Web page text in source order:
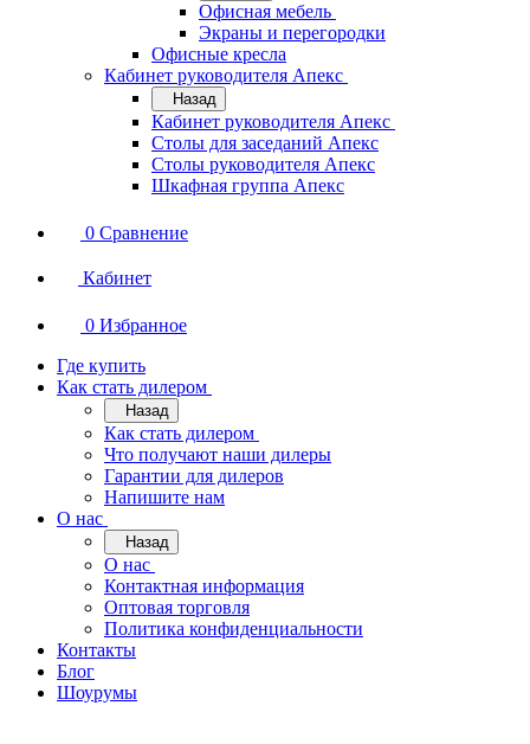
Офисная мебель
Экраны и перегородки
Офисные кресла
Кабинет руководителя Апекс
Назад
Кабинет руководителя Апекс
Столы для заседаний Апекс
Столы руководителя Апекс
Шкафная группа Апекс
0 Сравнение
Кабинет
0 Избранное
Где купить
Как стать дилером
Назад
Как стать дилером
Что получают наши дилеры
Гарантии для дилеров
Напишите нам
О нас
Назад
О нас
Контактная информация
Оптовая торговля
Политика конфиденциальности
Контакты
Блог
Шоурумы